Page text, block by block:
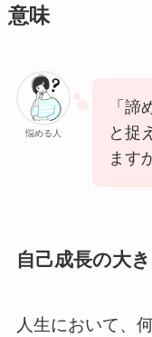
意味
悩める人
「
と捉
ます
自己成長の大
人生において、